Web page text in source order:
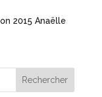
2015 Anaëlle
Rechercher